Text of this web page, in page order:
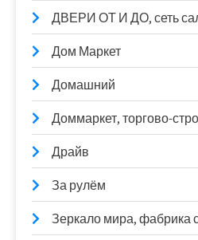
ДВЕРИ ОТ И ДО, сеть
Дом Маркет
Домашний
Доммаркет, торгово-
Драйв
За рулём
Зеркало мира, фабрика